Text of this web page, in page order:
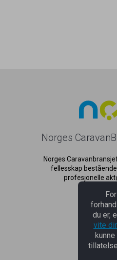
Norges
Norges
fellesskap
profesjonelle
NCB
du er,
vite